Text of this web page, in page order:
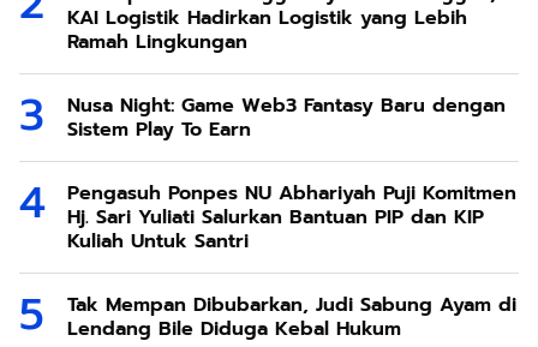
KAI Logistik Hadirkan Logistik yang Lebih
Ramah Lingkungan
Nusa Night: Game Web3 Fantasy Baru dengan
Sistem Play To Earn
Pengasuh Ponpes NU Abhariyah Puji Komitmen
Hj. Sari Yuliati Salurkan Bantuan PIP dan KIP
Kuliah Untuk Santri
Tak Mempan Dibubarkan, Judi Sabung Ayam di
Lendang Bile Diduga Kebal Hukum